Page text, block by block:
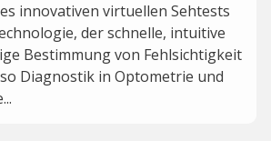
innovativen virtuellen Sehtests
der schnelle, intuitive
Bestimmung von Fehlsichtigkeit
Diagnostik in Optometrie und